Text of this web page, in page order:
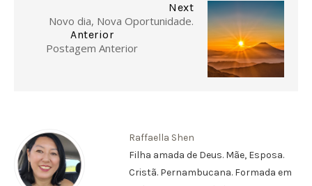
Next
Novo dia, Nova Oportunidade.
Anterior
Postagem Anterior
Raffaella Shen
Filha amada de Deus. Mãe, Esposa.
Cristã. Pernambucana. Formada em